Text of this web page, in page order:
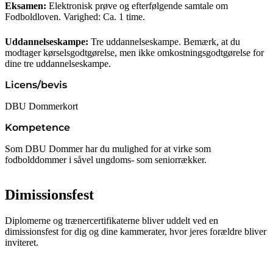
Eksamen: Elektronisk prøve og efterfølgende samtale om
Fodboldloven. Varighed: Ca. 1 time.
Uddannelseskampe: Tre uddannelseskampe. Bemærk, at du
modtager kørselsgodtgørelse, men ikke omkostningsgodtgørelse for
dine tre uddannelseskampe.
Licens/bevis
DBU Dommerkort
Kompetence
Som DBU Dommer har du mulighed for at virke som
fodbolddommer i såvel ungdoms- som seniorrækker.
Dimissionsfest
Diplomerne og trænercertifikaterne bliver uddelt ved en
dimissionsfest for dig og dine kammerater, hvor jeres forældre bliver
inviteret.